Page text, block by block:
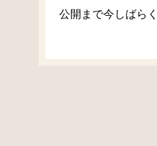
公開まで今しばら